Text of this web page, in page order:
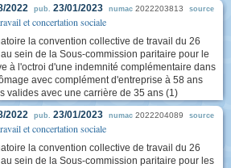
2022 pub. 23/01/2023 numac 2022203813 source
et concertation sociale
la convention collective de travail du 26
sein de la Sous-commission paritaire pour le
à l'octroi d'une indemnité complémentaire dans
avec complément d'entreprise à 58 ans
valides avec une carrière de 35 ans (1)
2022 pub. 23/01/2023 numac 2022204089 source
et concertation sociale
la convention collective de travail du 26
sein de la Sous-commission paritaire pour les